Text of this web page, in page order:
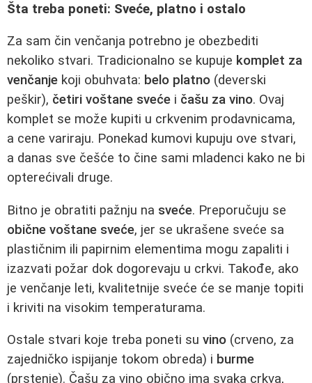
Šta treba poneti: Sveće, platno i ostalo
Za sam čin venčanja potrebno je obezbediti
nekoliko stvari. Tradicionalno se kupuje komplet za
venčanje koji obuhvata: belo platno (deverski
peškir), četiri voštane sveće i čašu za vino. Ovaj
komplet se može kupiti u crkvenim prodavnicama,
a cene variraju. Ponekad kumovi kupuju ove stvari,
a danas sve češće to čine sami mladenci kako ne bi
opterećivali druge.
Bitno je obratiti pažnju na sveće. Preporučuju se
obične voštane sveće, jer se ukrašene sveće sa
plastičnim ili papirnim elementima mogu zapaliti i
izazvati požar dok dogorevaju u crkvi. Takođe, ako
je venčanje leti, kvalitetnije sveće će se manje topiti
i kriviti na visokim temperaturama.
Ostale stvari koje treba poneti su vino (crveno, za
zajedničko ispijanje tokom obreda) i burme
(prstenje). Čašu za vino obično ima svaka crkva,